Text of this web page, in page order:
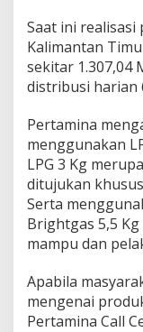
Saat ini realisasi
Kalimantan
sekitar 1.307,04
distribusi harian
Pertamina
menggunakan
LPG 3 Kg
ditujukan
Serta
Brightgas 5,5
mampu dan
Apabila
mengenai
Pertamina Call